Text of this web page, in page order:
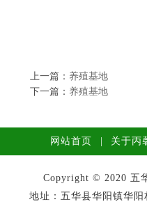
上一篇： 养殖基地
下一篇： 养殖基地
网站首页 关于丙
Copyright © 2020 五
地址：五华县华阳镇华